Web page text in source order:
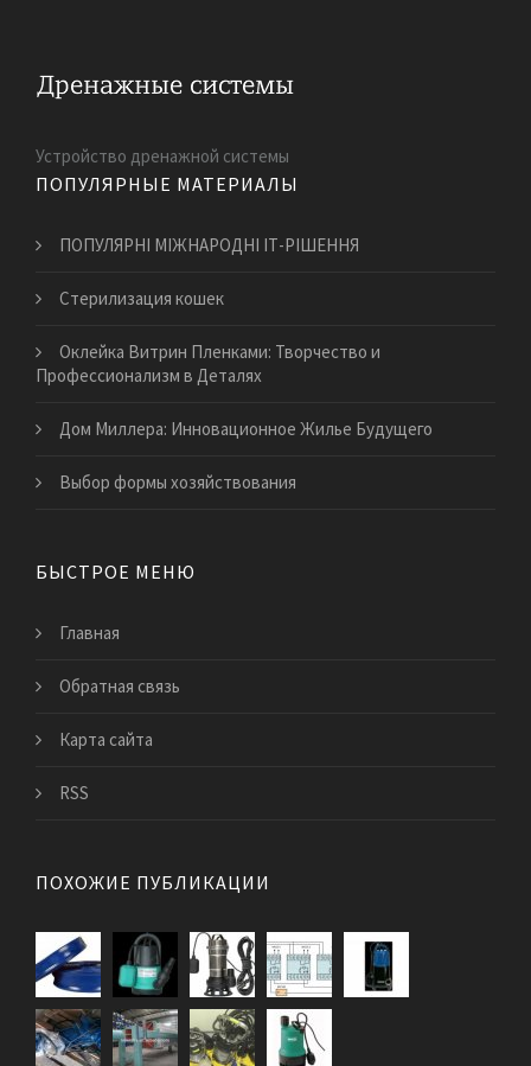
Устройство дренажной системы
ПОПУЛЯРНЫЕ МАТЕРИАЛЫ
ПОПУЛЯРНІ МІЖНАРОДНІ ІТ-РІШЕННЯ
​Стерилизация кошек
Оклейка Витрин Пленками: Творчество и
Профессионализм в Деталях
Дом Миллера: Инновационное Жилье Будущего
Выбор формы хозяйствования
БЫСТРОЕ МЕНЮ
Главная
Обратная связь
Карта сайта
RSS
ПОХОЖИЕ ПУБЛИКАЦИИ